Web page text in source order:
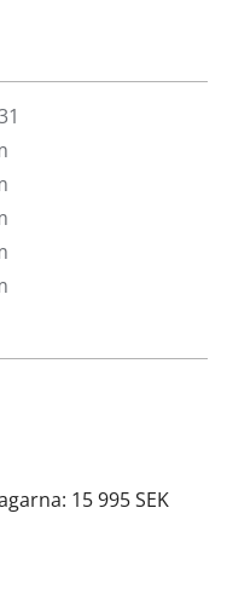
finns att
Shell är en stor
15 995 SEK